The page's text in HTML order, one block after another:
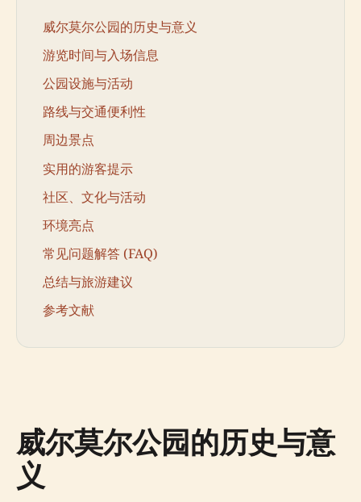
威尔莫尔公园的历史与意义
游览时间与入场信息
公园设施与活动
路线与交通便利性
周边景点
实用的游客提示
社区、文化与活动
环境亮点
常见问题解答 (FAQ)
总结与旅游建议
参考文献
威尔莫尔公园的历史与意
义